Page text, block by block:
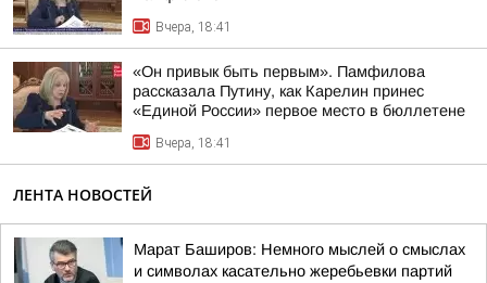
Вчера, 18:41
«Он привык быть первым». Памфилова
рассказала Путину, как Карелин принес
«Единой России» первое место в бюллетене
Вчера, 18:41
ЛЕНТА НОВОСТЕЙ
Марат Баширов: Немного мыслей о смыслах
и символах касательно жеребьевки партий